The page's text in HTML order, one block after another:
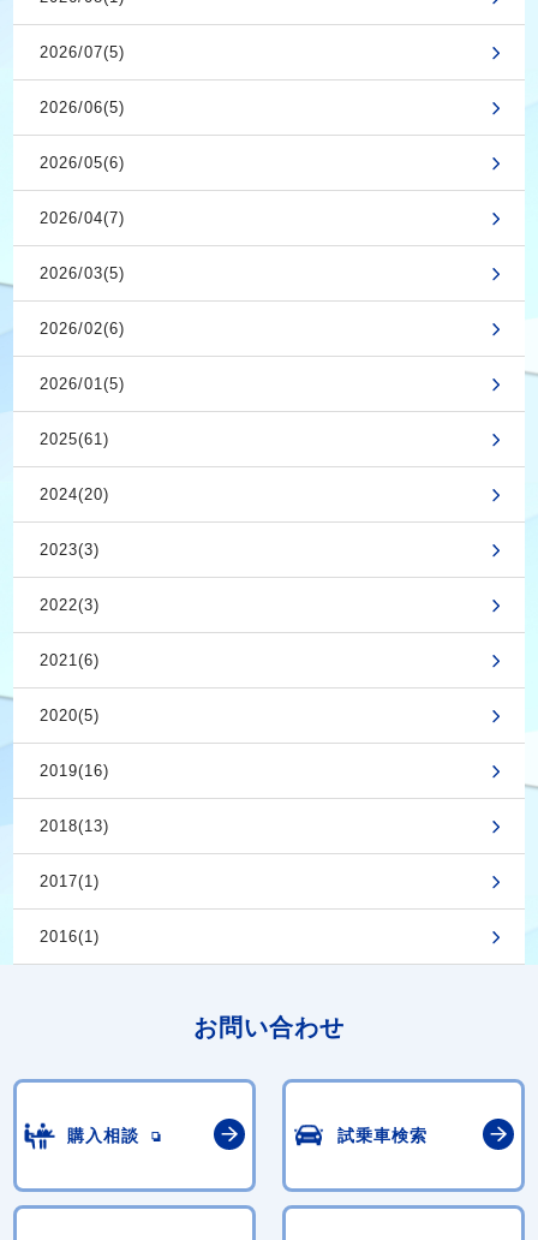
2026/07(5)
2026/06(5)
2026/05(6)
2026/04(7)
2026/03(5)
2026/02(6)
2026/01(5)
2025(61)
2024(20)
2023(3)
2022(3)
2021(6)
2020(5)
2019(16)
2018(13)
2017(1)
2016(1)
お問い合わせ
購入相談 試乗車検索